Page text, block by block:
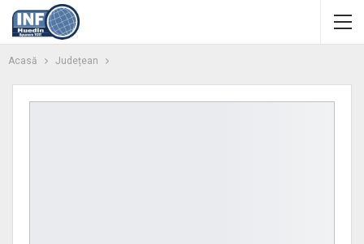
Acasă Județean